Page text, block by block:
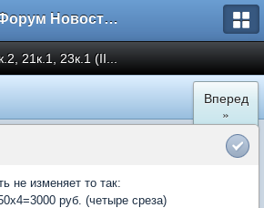
Форум Новостройки
21к.1, 23к.1 (II...
Вперед
»
не изменяет то так:
руб. (четыре среза)